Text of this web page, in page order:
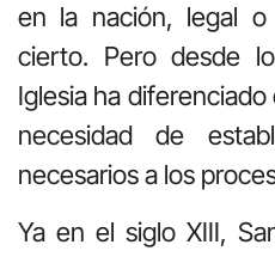
en la nación, legal o
cierto. Pero desde
Iglesia ha
necesidad de
necesarios a los
Ya en el siglo XIII,